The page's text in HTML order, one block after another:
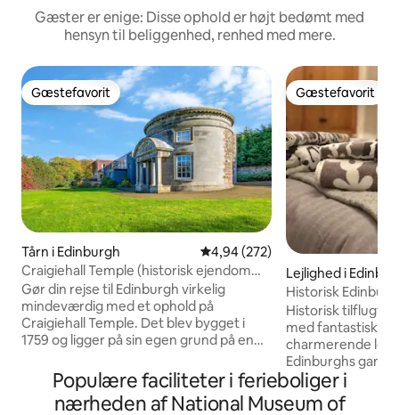
Gæster er enige: Disse ophold er højt bedømt med
hensyn til beliggenhed, renhed med mere.
Gæstefavorit
Gæstefavorit
Tårn i Edinburgh 4,94 ud af 5 i gennemsnitlig
4,94 (272)
Craigiehall Temple (historisk ejendom
bygget 1759)
Gør din rejse til Edinburgh virkelig
mindeværdig med et ophold på
Craigiehall Temple. Det blev bygget i
1759 og ligger på sin egen grund på en
klassificeret som Grade A på grund af sin
fantastiske portik med den 1. markis af
Annandales våbenskjold. På en plade på
Gæstefavorit
Gæstefavorit
Lejlighed i
Historisk
Historisk
med fantastisk udsigt
charmerende
Edinburghs
byens centrum
over Greyfriars
Populære faciliteter i ferieboliger i
nærheden af National Museum of